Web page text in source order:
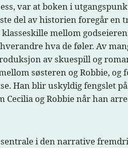
var at boken i
del av historien foregår en
mellom
hva de føler. Av
av skuespill og
søsteren og Robbie,
Han blir uskyldig fengslet
og Robbie når han
i den narrative